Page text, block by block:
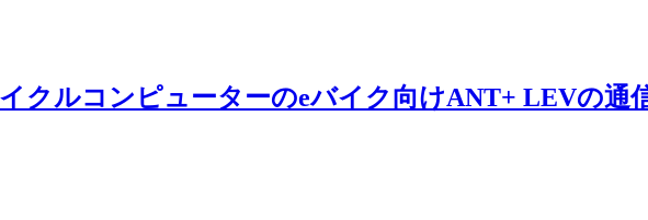
クルコンピューターのeバイク向けANT+ LEVの通